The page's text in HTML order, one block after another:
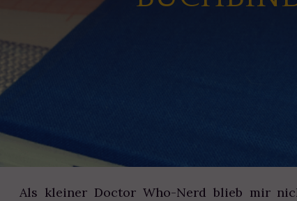
Als kleiner Doctor Who-Nerd blieb mir